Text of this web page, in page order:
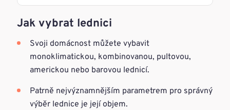
Jak vybrat lednici
Svoji domácnost můžete vybavit
monoklimatickou, kombinovanou, pultovou,
americkou nebo barovou lednicí.
Patrně nejvýznamnějším parametrem pro správný
výběr lednice je její objem.